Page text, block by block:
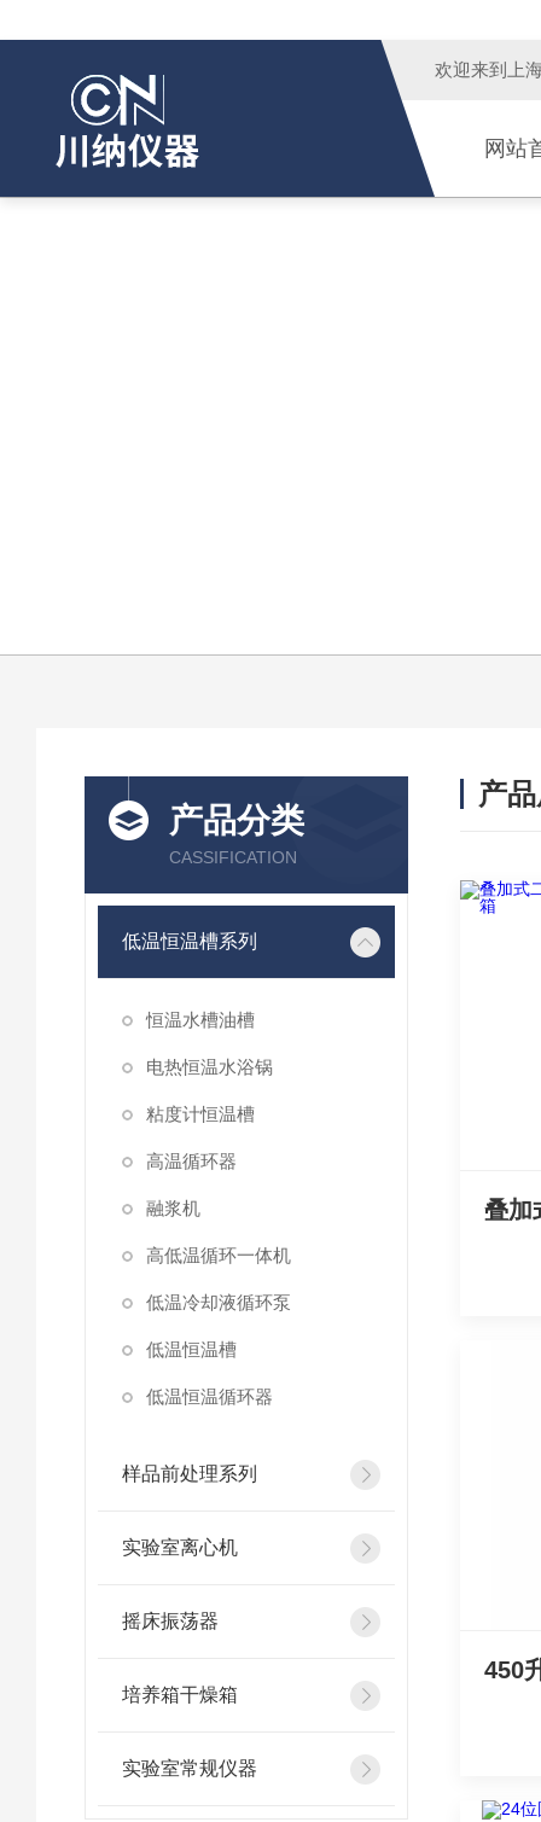
欢迎来到 上
网站
产品分类
CASSIFICATION
低温恒温槽系列
恒温水槽油槽
电热恒温水浴锅
粘度计恒温槽
高温循环器
融浆机
高低温循环一体机
低温冷却液循环泵
低温恒温槽
低温恒温循环器
样品前处理系列
实验室离心机
摇床振荡器
培养箱干燥箱
实验室常规仪器
产